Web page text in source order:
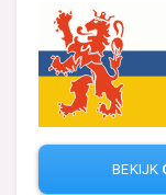
BEKIJK